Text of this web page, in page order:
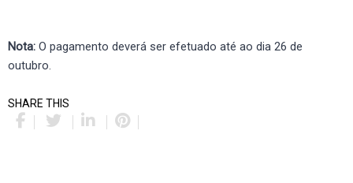
Nota: O pagamento deverá ser efetuado até ao dia 26 de
outubro.
SHARE THIS